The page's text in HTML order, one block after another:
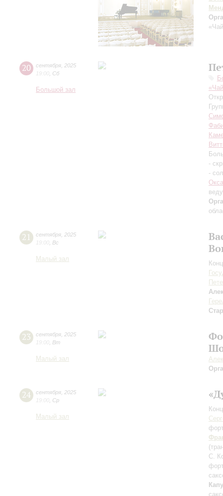
20 сентября 2025
19:00 Сб
Большой зал
-
-
21 сентября 2025
19:00 Вс
Малый зал
23 сентября 2025
19:00 Вт
Малый зал
24 сентября 2025
19:00 Ср
Малый зал
С.